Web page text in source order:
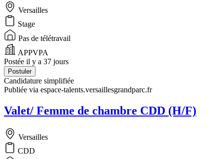
Versailles
Stage
Pas de télétravail
APPVPA
Postée il y a 37 jours
Postuler
Candidature simplifiée
Publiée via espace-talents.versaillesgrandparc.fr
Valet/ Femme de chambre CDD (H/F)
Versailles
CDD